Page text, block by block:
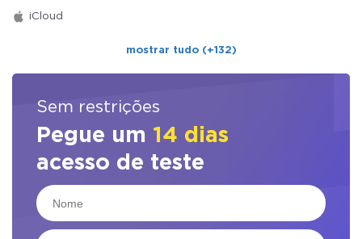
iCloud
mostrar tudo (+132)
Sem restrições
Pegue um 14 dias
acesso de teste